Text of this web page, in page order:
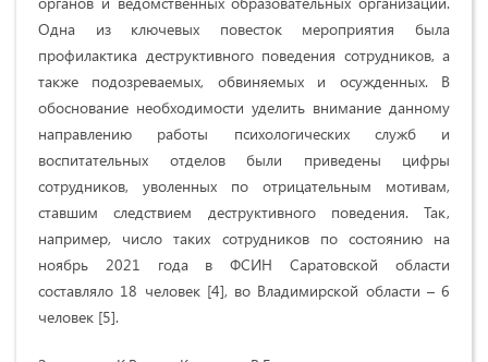
Одна из ключевых повесток мероприятия была
профилактика деструктивного поведения сотрудников, а
также подозреваемых, обвиняемых и осужденных. В
обоснование необходимости уделить внимание данному
направлению работы психологических служб и
воспитательных отделов были приведены цифры
сотрудников, уволенных по отрицательным мотивам,
ставшим следствием деструктивного поведения. Так,
например, число таких сотрудников по состоянию на
ноябрь 2021 года в ФСИН Саратовской области
составляло 18 человек [4], во Владимирской области – 6
человек [5].